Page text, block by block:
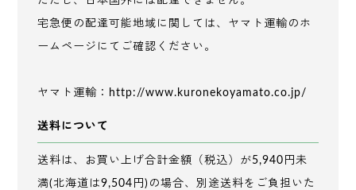
宅急便の配達可能地域に関しては、ヤマト運輸のホ
ームページにてご確認ください。
ヤマト運輸： http://www.kuronekoyamato.co.jp/
送料について
送料は、お買い上げ合計金額（税込）が5,940円未
満(北海道は9,504円)の場合、別途送料をご負担いた